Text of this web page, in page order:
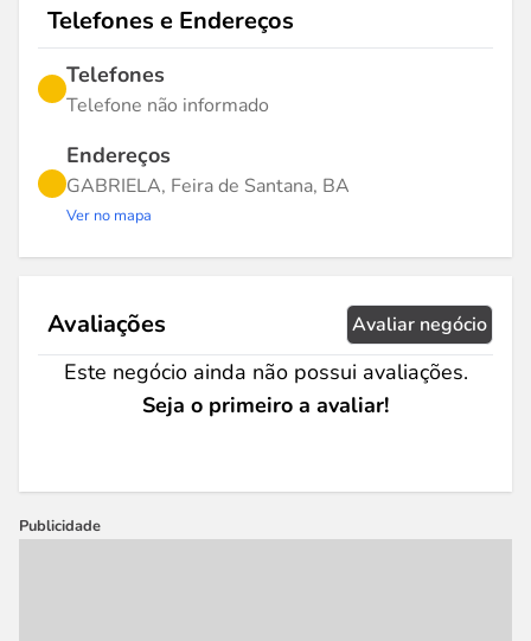
Telefones e Endereços
Telefones
Telefone não informado
Endereços
GABRIELA, Feira de Santana, BA
Ver no mapa
Avaliações Avaliar negócio
Este negócio ainda não possui avaliações.
Seja o primeiro a avaliar!
Publicidade